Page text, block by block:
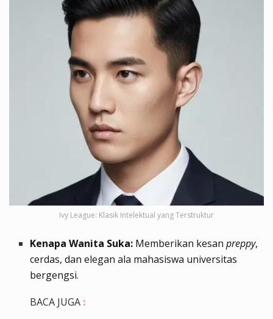
Ivy League: Klasik Intelektual yang Terstruktur
Kenapa Wanita Suka: Memberikan kesanpreppy,
cerdas, dan elegan ala mahasiswa universitas
bergengsi.
BACA JUGA :